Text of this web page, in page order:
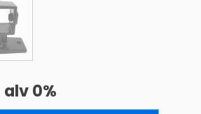
alv 0%